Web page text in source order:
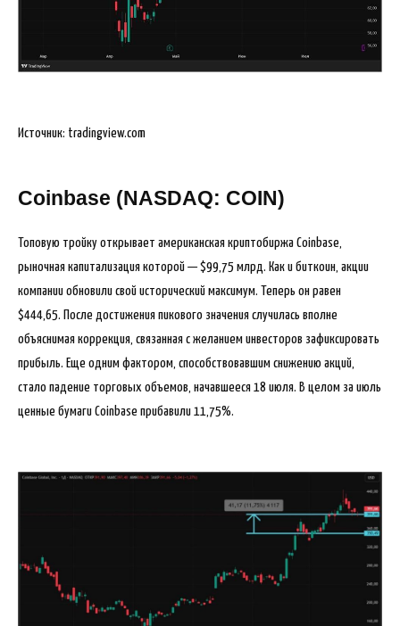
Источник: tradingview.com
Coinbase (NASDAQ: COIN)
Топовую тройку открывает американская криптобиржа Coinbase,
рыночная капитализация которой — $99,75 млрд. Как и биткоин, акции
компании обновили свой исторический максимум. Теперь он равен
$444,65. После достижения пикового значения случилась вполне
объяснимая коррекция, связанная с желанием инвесторов зафиксировать
прибыль. Еще одним фактором, способствовавшим снижению акций,
стало падение торговых объемов, начавшееся 18 июля. В целом за июль
ценные бумаги Coinbase прибавили 11,75%.